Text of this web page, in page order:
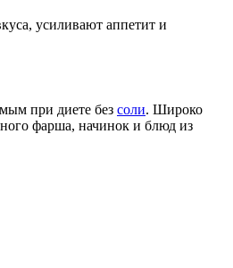
усиливают аппетит и
при диете без соли. Широко
фарша, начинок и блюд из